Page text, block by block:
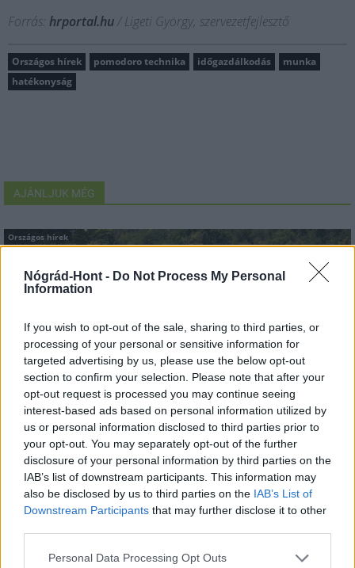
Nógrád-Hont - Do Not Process My Personal
Information
If you wish to opt-out of the sale, sharing to third parties, or
processing of your personal or sensitive information for
targeted advertising by us, please use the below opt-out
section to confirm your selection. Please note that after your
opt-out request is processed you may continue seeing
interest-based ads based on personal information utilized by
us or personal information disclosed to third parties prior to
your opt-out. You may separately opt-out of the further
disclosure of your personal information by third parties on the
IAB’s list of downstream participants. This information may
also be disclosed by us to third parties on the IAB’s List of
Downstream Participants that may further disclose it to other
Please note that this website/app uses one or more Google
Personal Data Processing Opt Outs
Forrás: hrportal.hu/ Ligeti György, szervezetfejlesztő
Országos hírek pomodoro technika időgazdálkodás
munka
hatékonyság
AJÁNLJUK MÉG
Országos hírek
Megérkezett az eső a Duna vízgyűjtőjére
Országos hírek